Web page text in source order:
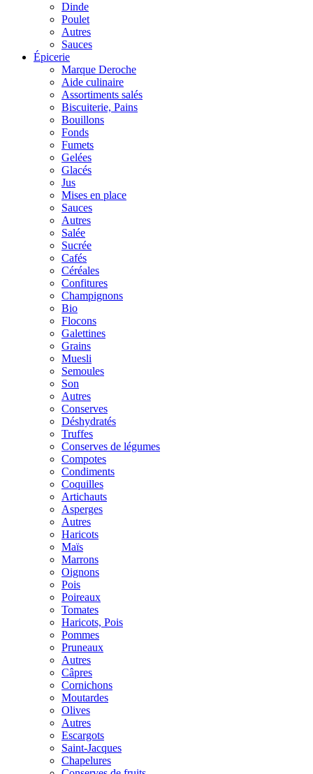
Dinde
Poulet
Autres
Sauces
Épicerie
Marque Deroche
Aide culinaire
Assortiments salés
Biscuiterie, Pains
Bouillons
Fonds
Fumets
Gelées
Glacés
Jus
Mises en place
Sauces
Autres
Salée
Sucrée
Cafés
Céréales
Confitures
Champignons
Bio
Flocons
Galettines
Grains
Muesli
Semoules
Son
Autres
Conserves
Déshydratés
Truffes
Conserves de légumes
Compotes
Condiments
Coquilles
Artichauts
Asperges
Autres
Haricots
Maïs
Marrons
Oignons
Pois
Poireaux
Tomates
Haricots, Pois
Pommes
Pruneaux
Autres
Câpres
Cornichons
Moutardes
Olives
Autres
Escargots
Saint-Jacques
Chapelures